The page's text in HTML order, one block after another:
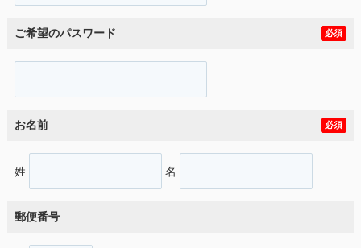
ご希望のパスワード 必須
お名前 必須
姓 名
郵便番号